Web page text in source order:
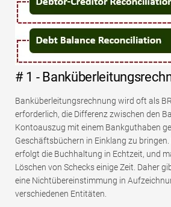
# 1 -
Banküberleitungsrechnung wird oft als
erforderlich, die Differenz zwischen den
Kontoauszug mit einem Bankguthaben
Geschäftsbüchern in Einklang zu
erfolgt die Buchhaltung in Echtzeit, und
Löschen von Schecks einige Zeit. Daher
eine Nichtübereinstimmung in
verschiedenen Entitäten.